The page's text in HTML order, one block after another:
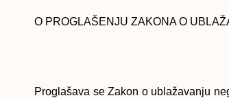
O PROGLAŠENJU ZAKONA O
Proglašava se Zakon o ublažavanju